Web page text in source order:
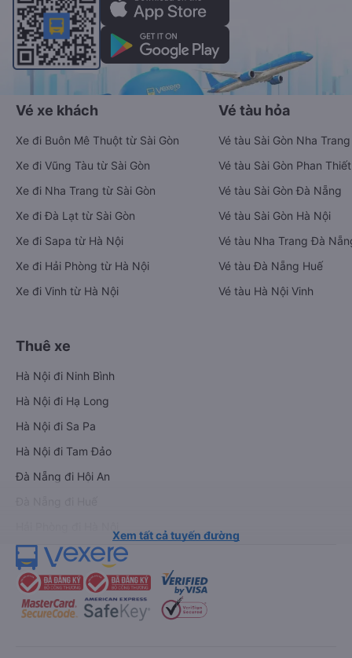
Vé xe khách
Xe đi Buôn Mê Thuột từ Sài Gòn
Xe đi Vũng Tàu từ Sài Gòn
Xe đi Nha Trang từ Sài Gòn
Xe đi Đà Lạt từ Sài Gòn
Xe đi Sapa từ Hà Nội
Xe đi Hải Phòng từ Hà Nội
Xe đi Vinh từ Hà Nội
Vé tàu hỏa
Vé tàu Sài Gòn Nha Trang
Vé tàu Sài Gòn Phan Thiết
Vé tàu Sài Gòn Đà Nẵng
Vé tàu Sài Gòn Hà Nội
Vé tàu Nha Trang Đà
Vé tàu Đà Nẵng Huế
Vé tàu Hà Nội Vinh
Thuê xe
Hà Nội đi Ninh Bình
Hà Nội đi Hạ Long
Hà Nội đi Sa Pa
Hà Nội đi Tam Đảo
Đà Nẵng đi Hội An
Xem tất cả tuyến đường